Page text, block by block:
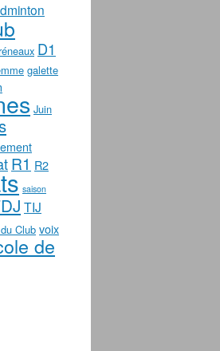
D1
galette
Juin
R1 R2
saison
TIJ
Club voix
de